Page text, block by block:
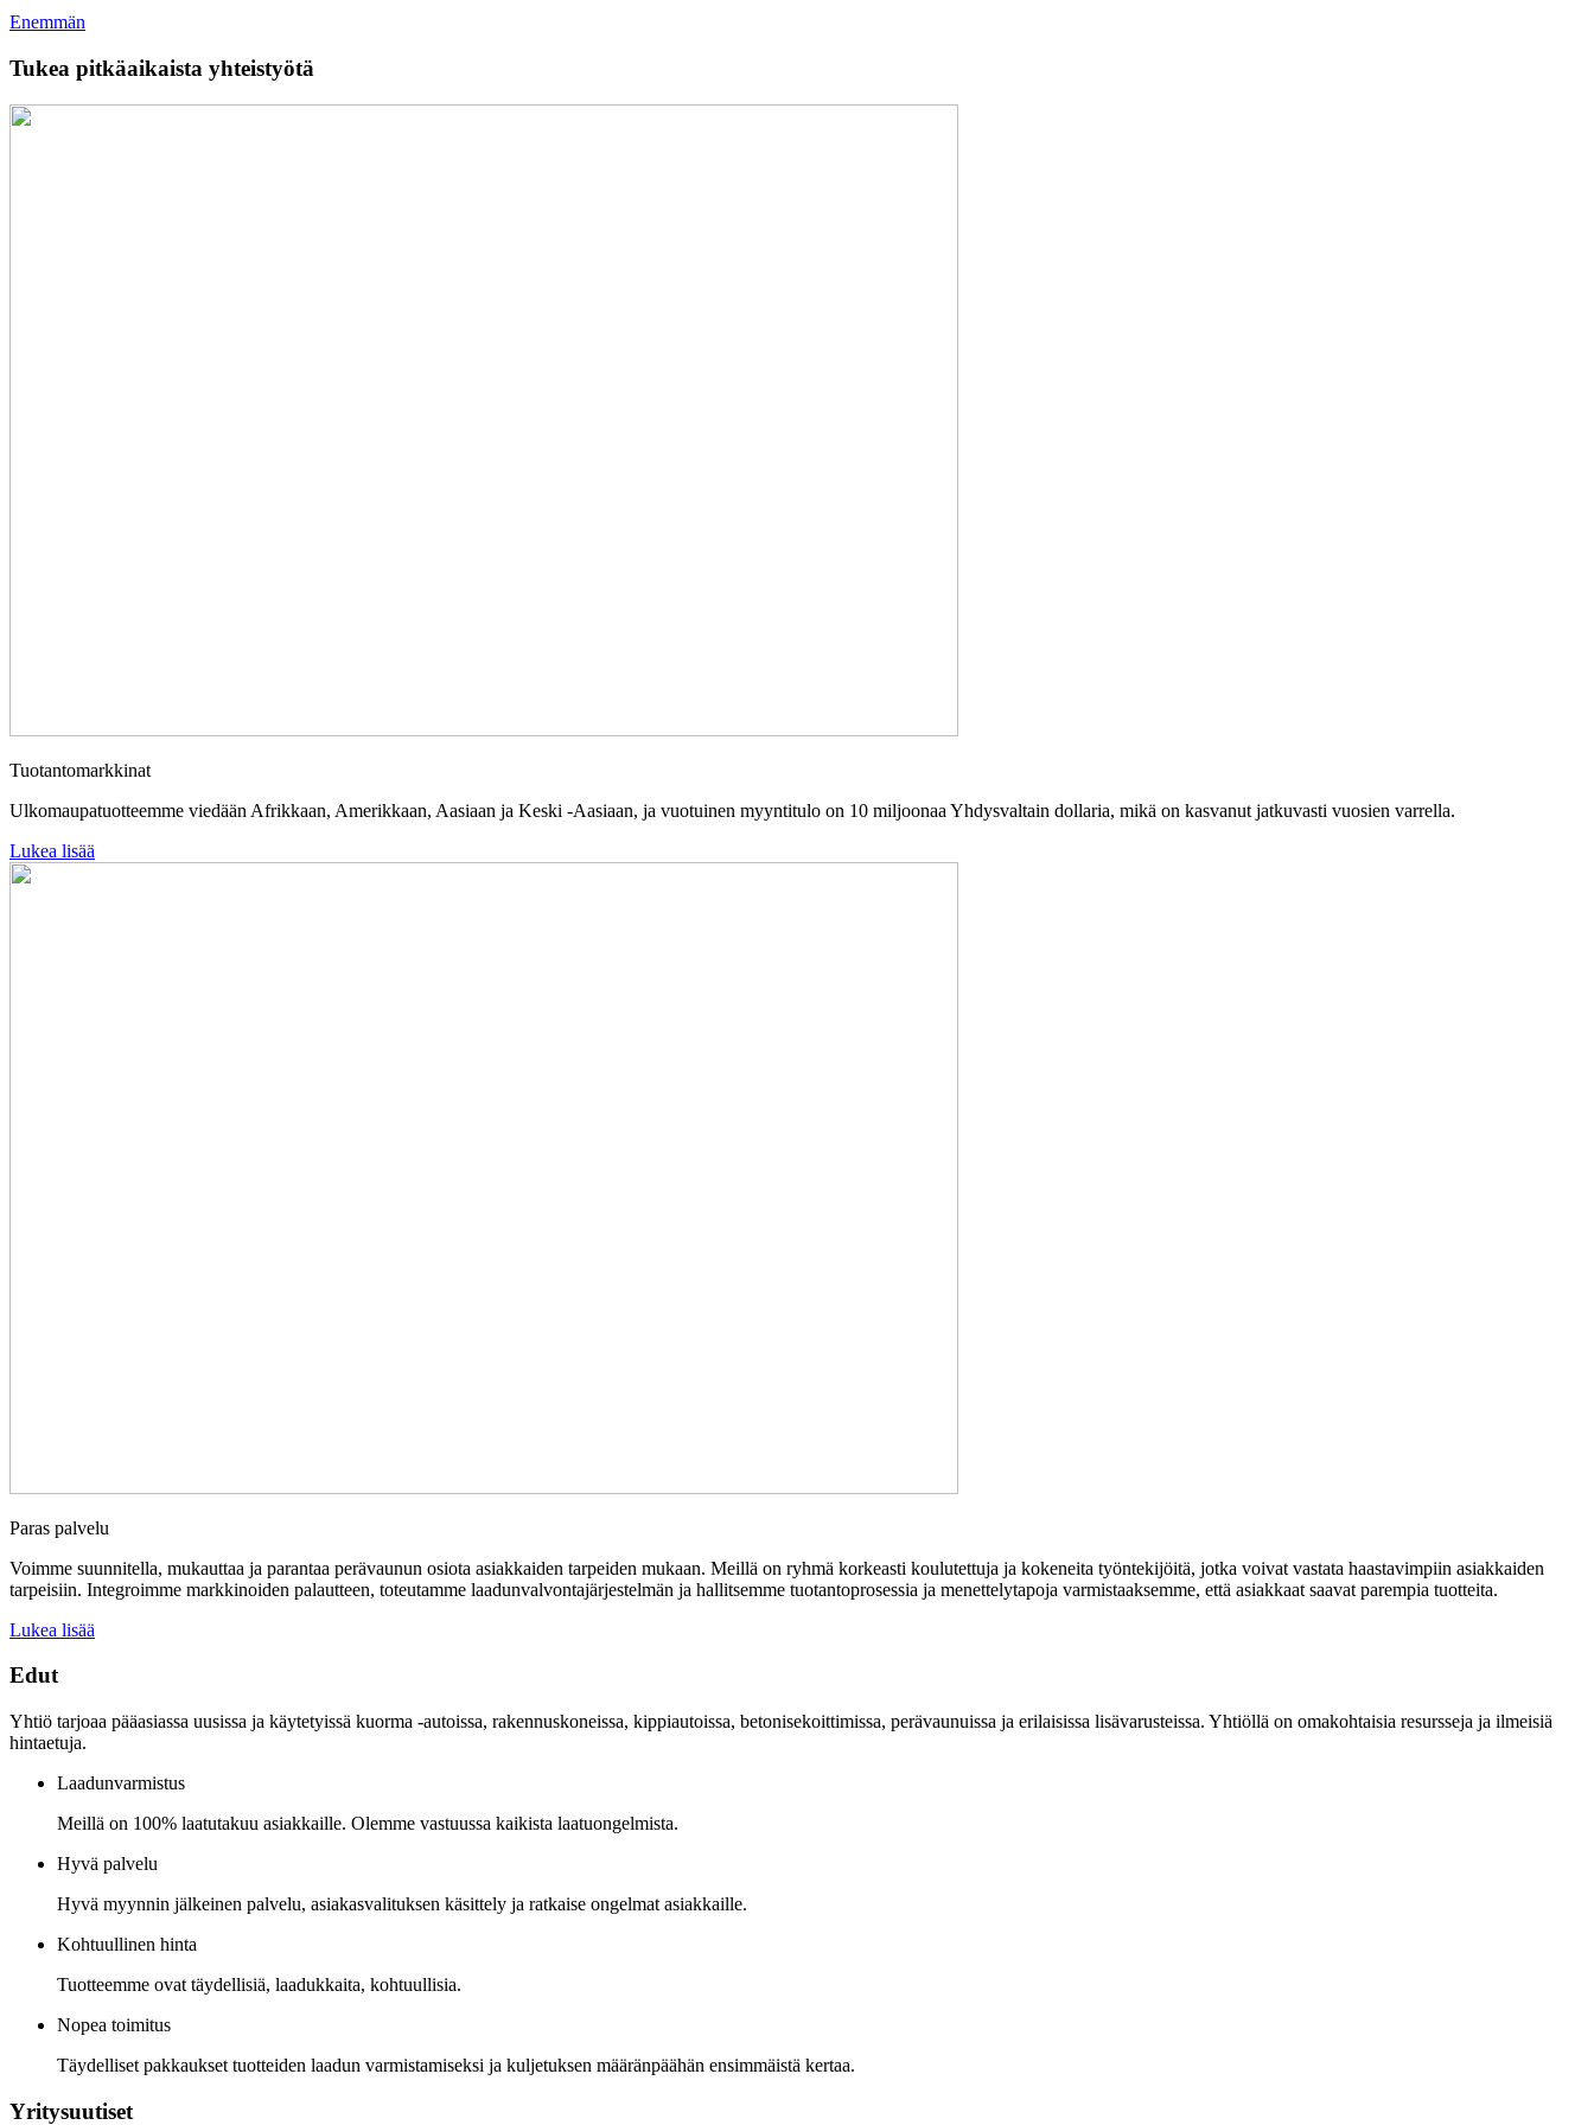
Enemmän
Tukea pitkäaikaista yhteistyötä
Tuotantomarkkinat
Ulkomaupatuotteemme viedään Afrikkaan, Amerikkaan, Aasiaan ja Keski -Aasiaan, ja vuotuinen myyntitulo on 10 miljoonaa Yhdysvaltain dollaria, mikä on kasvanut jatkuvasti vuosien varrella.
Lukea lisää
Paras palvelu
Voimme suunnitella, mukauttaa ja parantaa perävaunun osiota asiakkaiden tarpeiden mukaan. Meillä on ryhmä korkeasti koulutettuja ja kokeneita työntekijöitä, jotka voivat vastata haastavimpiin asiakkaiden
tarpeisiin. Integroimme markkinoiden palautteen, toteutamme laadunvalvontajärjestelmän ja hallitsemme tuotantoprosessia ja menettelytapoja varmistaaksemme, että asiakkaat saavat parempia tuotteita.
Lukea lisää
Edut
Yhtiö tarjoaa pääasiassa uusissa ja käytetyissä kuorma -autoissa, rakennuskoneissa, kippiautoissa, betonisekoittimissa, perävaunuissa ja erilaisissa lisävarusteissa. Yhtiöllä on omakohtaisia ​​resursseja ja ilmeisiä
hintaetuja.
Laadunvarmistus
Meillä on 100% laatutakuu asiakkaille. Olemme vastuussa kaikista laatuongelmista.
Hyvä palvelu
Hyvä myynnin jälkeinen palvelu, asiakasvalituksen käsittely ja ratkaise ongelmat asiakkaille.
Kohtuullinen hinta
Tuotteemme ovat täydellisiä, laadukkaita, kohtuullisia.
Nopea toimitus
Täydelliset pakkaukset tuotteiden laadun varmistamiseksi ja kuljetuksen määränpäähän ensimmäistä kertaa.
Yritysuutiset